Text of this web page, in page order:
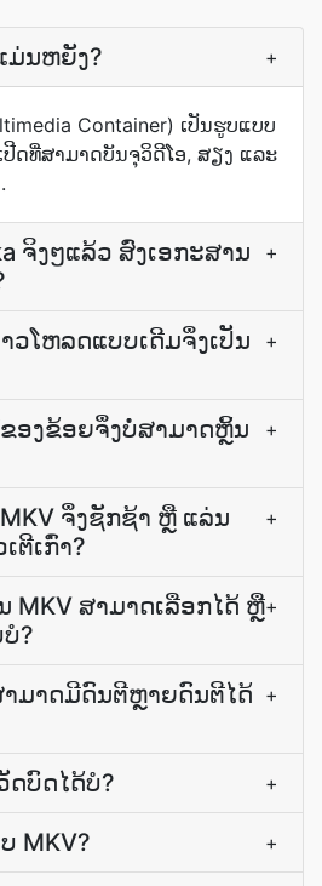
ມ່ນຫຍັງ? +
Container) ເປັນຮູບແບບ
ດທີ່ສາມາດບັນຈຸວິດີໂອ, ສຽງ ແລະ
ຈິງໆແລ້ວ ສົ່ງເອກະສານ
+
ວໂຫລດ​ແບບ​ເດີມ​ຈຶ່ງ​ເປັນ
+
ອງ​ຂ້ອຍ​ຈຶ່ງ​ບໍ່​ສາມາດ​ຫຼິ້ນ​
+
ຈຶ່ງ​ຊັກຊ້າ ຫຼື ​ແລ່ນ​
ຕີ​ເກົ່າ?
+
MKV ສາມາດ​ເລືອກ​ໄດ້ ຫຼື
?
+
າມາດມີດົນຕີຫຼາຍດົນຕີໄດ້ +
ດ​ບົດ​ໄດ້​ບໍ? +
MKV? +